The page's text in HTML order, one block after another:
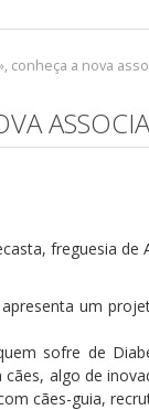
conheça a nova
freguesia
um
sofre de
algo de
cães-guia,